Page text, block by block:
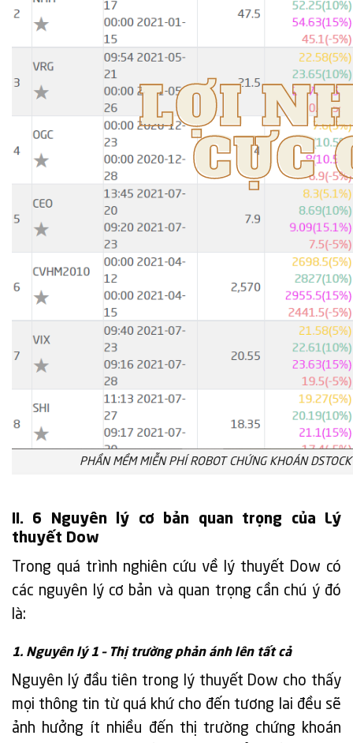
PHẦN MỀM MIỄN PHÍ ROBOT CHỨNG KHOÁN
II. 6 Nguyên lý cơ bản quan trọng của Lý
thuyết Dow
Trong quá trình nghiên cứu về lý thuyết Dow có
các nguyên lý cơ bản và quan trọng cần chú ý đó
là:
1. Nguyên lý 1 – Thị trường phản ánh lên tất cả
Nguyên lý đầu tiên trong lý thuyết Dow cho thấy
mọi thông tin từ quá khứ cho đến tương lai đều sẽ
ảnh hưởng ít nhiều đến thị trường chứng khoán